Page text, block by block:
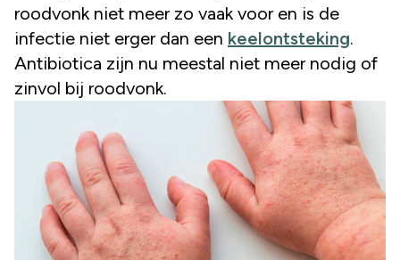
roodvonk niet meer zo vaak voor en is de
infectie niet erger dan een keelontsteking.
Antibiotica zijn nu meestal niet meer nodig of
zinvol bij roodvonk.